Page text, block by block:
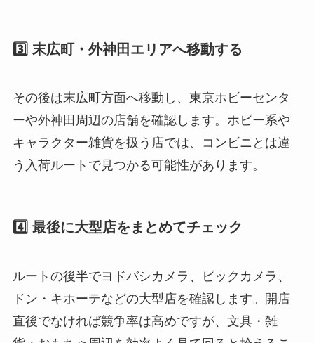
3️⃣ 末広町・外神田エリアへ移動する
その後は末広町方面へ移動し、東京ホビーセンタ
ーや外神田周辺の店舗を確認します。ホビー系や
キャラクター雑貨を扱う店では、コンビニとは違
う入荷ルートで見つかる可能性があります。
4️⃣ 最後に大型店をまとめてチェック
ルートの後半でヨドバシカメラ、ビックカメラ、
ドン・キホーテなどの大型店を確認します。開店
直後でなければ競争率は高めですが、文具・雑